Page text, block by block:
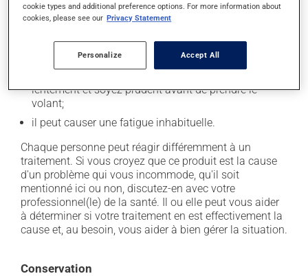
il peut causer des maux de tête;
il peut donner des problèmes de digestion;
lentement et soyez prudent avant de prendre le
volant;
il peut causer une fatigue inhabituelle.
Chaque personne peut réagir différemment à un
traitement. Si vous croyez que ce produit est la cause
d'un problème qui vous incommode, qu'il soit
mentionné ici ou non, discutez-en avec votre
professionnel(le) de la santé. Il ou elle peut vous aider
à déterminer si votre traitement en est effectivement la
cause et, au besoin, vous aider à bien gérer la situation.
Conservation
cookie types and additional preference options. For more information about
cookies, please see our Privacy Statement
Personalize Accept All